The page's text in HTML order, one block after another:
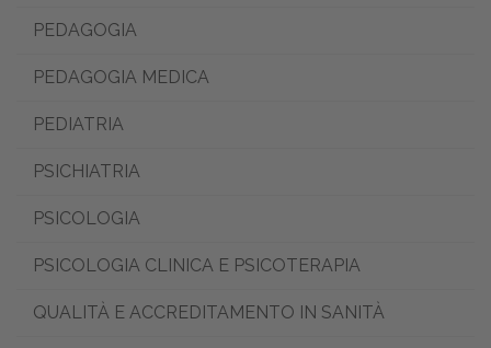
PEDAGOGIA
PEDAGOGIA MEDICA
PEDIATRIA
PSICHIATRIA
PSICOLOGIA
PSICOLOGIA CLINICA E PSICOTERAPIA
QUALITÀ E ACCREDITAMENTO IN SANITÀ